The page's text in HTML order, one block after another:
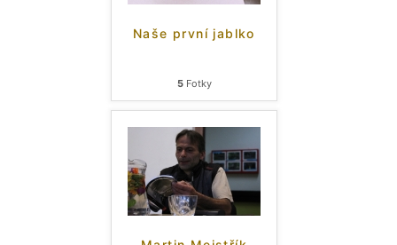
Naše první jablko
5Fotky